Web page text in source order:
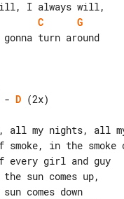
C
G
turn around
- D (2x)
all my nights, all
smoke, in the smoke
every girl and guy
the sun comes up,
comes down